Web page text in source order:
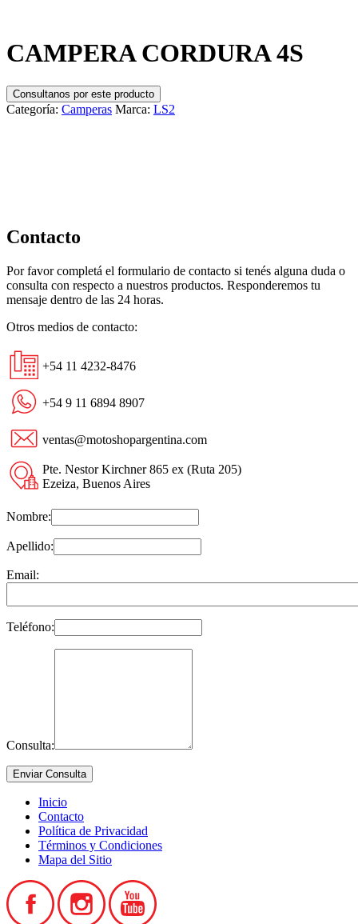
CAMPERA CORDURA 4S
Consultanos por este producto
Categoría: Camperas Marca: LS2
Contacto
Por favor completá el formulario de contacto si tenés alguna duda o
consulta con respecto a nuestros productos. Responderemos tu
mensaje dentro de las 24 horas.
Otros medios de contacto:
+54 11 4232-8476
+54 9 11 6894 8907
ventas@motoshopargentina.com
Pte. Nestor Kirchner 865 ex (Ruta 205)
Ezeiza, Buenos Aires
Nombre:
Apellido:
Email:
Teléfono:
Consulta:
Inicio
Contacto
Política de Privacidad
Términos y Condiciones
Mapa del Sitio